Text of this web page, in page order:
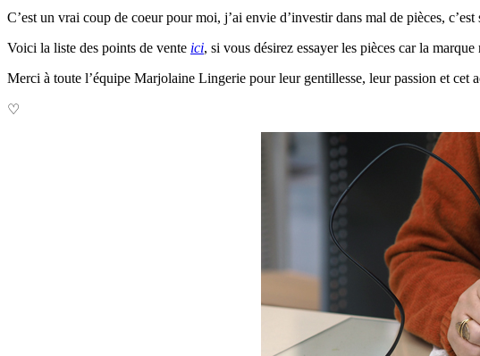
C’est un vrai coup de coeur pour moi, j’ai envie d’investir dans mal de pièces,
Voici la liste des points de vente ici, si vous désirez essayer les pièces car la
Merci à toute l’équipe Marjolaine Lingerie pour leur gentillesse, leur passion et
♡